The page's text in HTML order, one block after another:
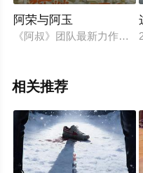
阿荣与阿玉
《阿叔》团队最新力作，
相关推荐